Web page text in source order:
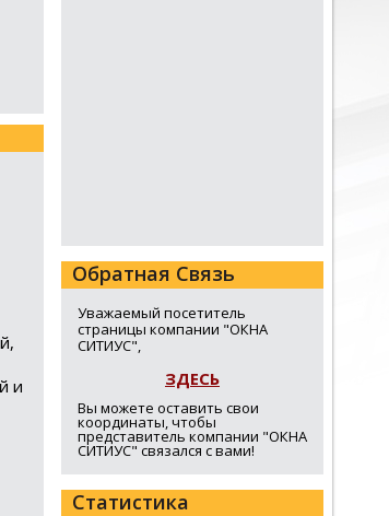
и
Обратная Связь
Уважаемый посетитель
страницы компании "ОКНА
СИТИУС",
ЗДЕСЬ
Вы можете оставить свои
координаты, чтобы
представитель компании "ОКНА
СИТИУС" связался с вами!
Статистика